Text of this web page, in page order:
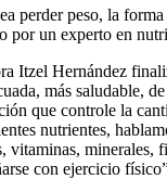
perder peso, la
por un experto en
Itzel Hernández
más saludable,
que controle la
nutrientes,
vitaminas, minerales,
con ejercicio